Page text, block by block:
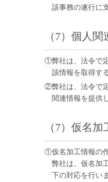
該事務の遂行に
（7）個人
①弊社は、法令で
該情報を取得す
②弊社は、法令で
関連情報を提供
（7）仮名
①仮名加工情報の
弊社は、仮名加
下の対応を行い